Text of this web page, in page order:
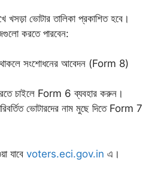
খসড়া ভোটার তালিকা প্রকাশিত হবে।
করতে পারবেন:
সংশোধনের আবেদন (Form 8)
চাইলে Form 6 ব্যবহার করুন।
ভোটারদের নাম মুছে দিতে Form 7
যাবে voters.eci.gov.in এ।